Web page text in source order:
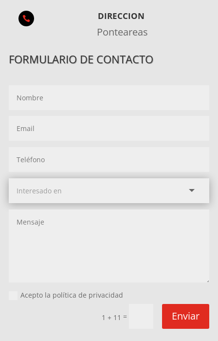
 DIRECCION
Ponteareas
FORMULARIO DE CONTACTO
Acepto la política de privacidad
1 + 11 = Enviar